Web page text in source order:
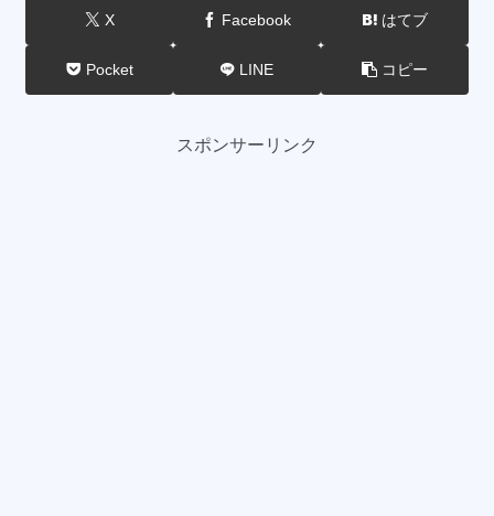
X Facebook はてブ
Pocket LINE コピー
スポンサーリンク